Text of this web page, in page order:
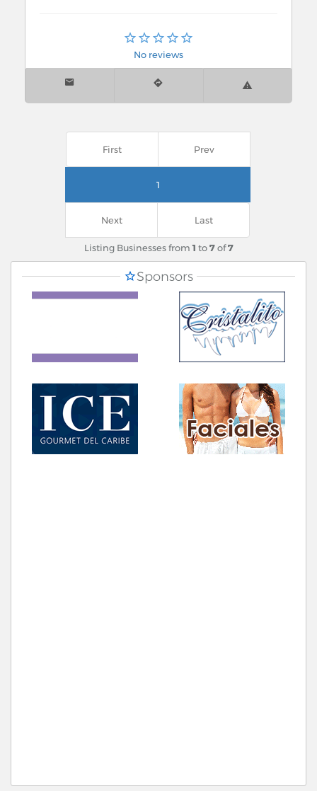
Cancún, Quintana Roo
Av. Tulum # 290 Sm. 8 Mza 3 Lt 2 Esq. con Blvd.
No reviews
First Prev
1
Next Last
Listing Businesses from1 to7of7
Sponsors